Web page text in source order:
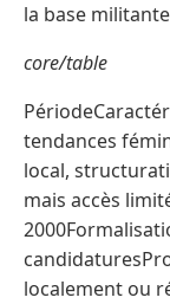
la base
core/table
tendances
local,
mais accès
localement ou